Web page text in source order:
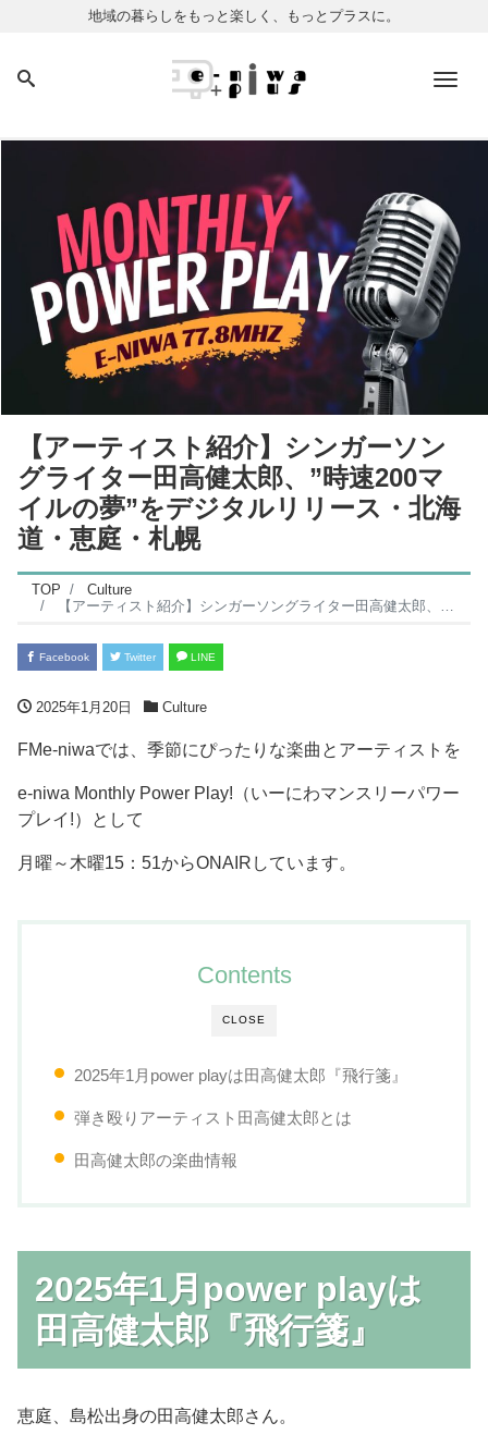
地域の暮らしをもっと楽しく、もっとプラスに。
【アーティスト紹介】シンガーソン
グライター田高健太郎、”時速200マ
イルの夢”をデジタルリリース・北海
道・恵庭・札幌
TOP
Culture
【アーティスト紹介】シンガーソングライター田高健太郎、”時速200マイルの夢”をデジタルリリース・北海道・恵庭・札幌
Facebook Twitter LINE
2025年1月20日 Culture
FMe-niwaでは、季節にぴったりな楽曲とアーティストを
e-niwa Monthly Power Play!（いーにわマンスリーパワー
プレイ!）として
月曜～木曜15：51からONAIRしています。
CLOSE
Contents
2025年1月power playは田高健太郎『飛行箋』
弾き殴りアーティスト田高健太郎とは
田高健太郎の楽曲情報
2025年1月power playは
田高健太郎『飛行箋』
恵庭、島松出身の田高健太郎さん。